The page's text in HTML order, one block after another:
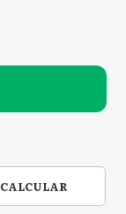
CALCULAR